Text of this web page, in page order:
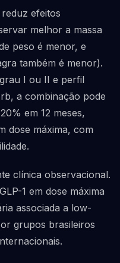
efeitos
melhor a massa
peso é menor, e
também é menor).
I ou II e perfil
a combinação pode
em 12 meses,
dose máxima, com
clínica observacional.
1 em dose máxima
associada a low-
grupos brasileiros